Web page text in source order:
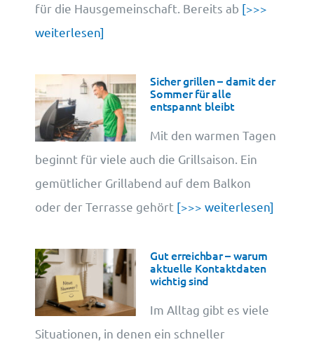
für die Hausgemeinschaft. Bereits ab [>>>
weiterlesen]
Sicher grillen – damit der
Sommer für alle
entspannt bleibt
Mit den warmen Tagen
beginnt für viele auch die Grillsaison. Ein
gemütlicher Grillabend auf dem Balkon
oder der Terrasse gehört [>>> weiterlesen]
Gut erreichbar – warum
aktuelle Kontaktdaten
wichtig sind
Im Alltag gibt es viele
Situationen, in denen ein schneller